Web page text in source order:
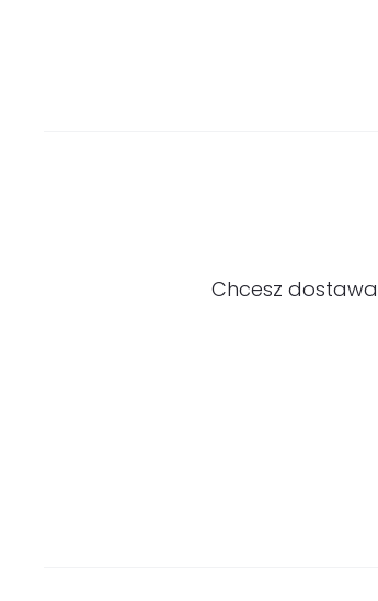
Chcesz